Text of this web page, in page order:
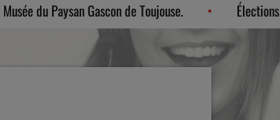
Gers: Une soirée gasconne au Musée du Paysan Gascon